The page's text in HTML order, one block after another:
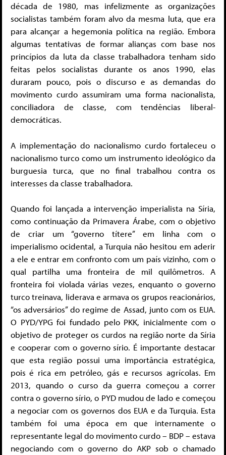
década de 1980, mas infelizmente as organizações
socialistas também foram alvo da mesma luta, que era
para alcançar a hegemonia política na região. Embora
algumas tentativas de formar alianças com base nos
princípios da luta da classe trabalhadora tenham sido
feitas pelos socialistas durante os anos 1990, elas
duraram pouco, pois o discurso e as demandas do
movimento curdo assumiram uma forma nacionalista,
conciliadora de classe, com tendências liberal-
democráticas.
A implementação do nacionalismo curdo fortaleceu o
nacionalismo turco como um instrumento ideológico da
burguesia turca, que no final trabalhou contra os
interesses da classe trabalhadora.
Quando foi lançada a intervenção imperialista na Síria,
como continuação da Primavera Árabe, com o objetivo
de criar um “governo títere” em linha com o
imperialismo ocidental, a Turquia não hesitou em aderir
a ele e entrar em confronto com um país vizinho, com o
qual partilha uma fronteira de mil quilômetros. A
fronteira foi violada várias vezes, enquanto o governo
turco treinava, liderava e armava os grupos reacionários,
“os adversários” do regime de Assad, junto com os EUA.
O PYD/YPG foi fundado pelo PKK, inicialmente com o
objetivo de proteger os curdos na região norte da Síria
e cooperar com o governo sírio. É importante destacar
que esta região possui uma importância estratégica,
pois é rica em petróleo, gás e recursos agrícolas. Em
2013, quando o curso da guerra começou a correr
contra o governo sírio, o PYD mudou de lado e começou
a negociar com os governos dos EUA e da Turquia. Esta
também foi uma época em que internamente o
representante legal do movimento curdo – BDP – estava
negociando com o governo do AKP sob o chamado